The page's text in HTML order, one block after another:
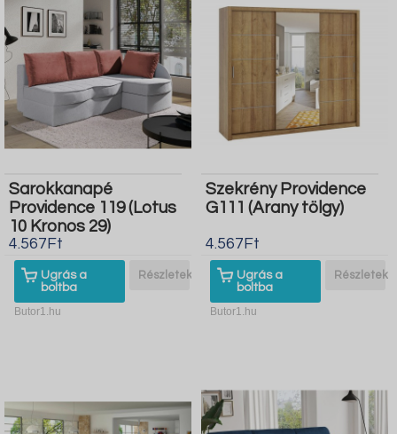
Sarokkanapé
Providence 119 (Lotus
10 Kronos 29)
4.567Ft
Ugrás a
boltba
Részletek
Butor1.hu
Szekrény Providence
G111 (Arany tölgy)
4.567Ft
Ugrás a
boltba
Részletek
Butor1.hu